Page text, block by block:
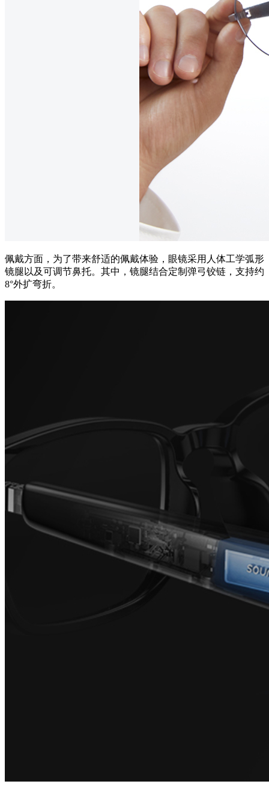
佩戴方面，为了带来舒适的佩戴体验，眼镜采用人体工学弧形
镜腿以及可调节鼻托。其中，镜腿结合定制弹弓铰链，支持约
8°外扩弯折。